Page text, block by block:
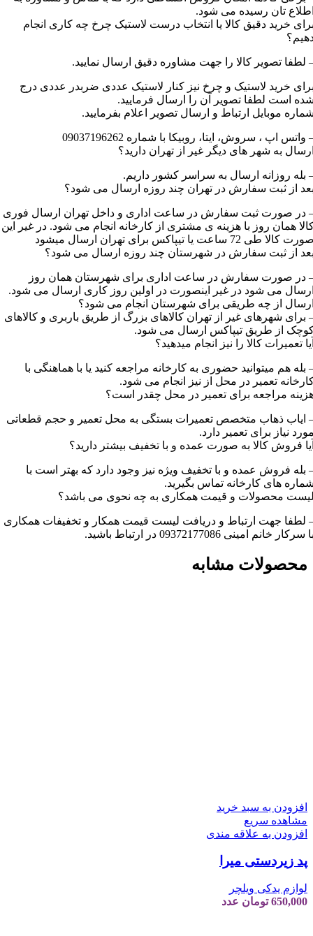
تان رسیده می شود.
خرید دقیق کالا یا انتخاب درست لاستیک چرخ چه کاری انجام
لطفا تصویر کالا را جهت مشاوره دقیق ارسال نمایید.
خرید لاستیک و چرخ نیز کنار لاستیک عددی ضربدر عددی درج
است لطفا تصویر آن را ارسال فرمایید.
موبایل ارتباط و ارسال تصویر اعلام بفرمایید.
واتس اپ ، سروش، ایتا، روبیکا با شماره 09037196262
به شهر های دیگر غیر از تهران دارید؟
بله روزانه ارسال به سراسر کشور داریم.
از ثبت سفارش در تهران چند روزه ارسال می شود؟
در صورت ثبت سفارش در ساعت اداری و داخل تهران ارسال فوری
همان روز با هزینه ی مشتری از کارخانه انجام می شود. در غیر این
کالا طی 72 ساعت یا تیپاکس برای تهران ارسال میشود
از ثبت سفارش در شهرستان چند روزه ارسال می شود؟
در صورت سفارش در ساعت اداری برای شهرستان همان روز
می شود در غیر اینصورت در اولین روز کاری ارسال می شود.
از چه طریقی برای شهرستان انجام می شود؟
برای شهرهای غیر از تهران کالاهای بزرگ از طریق باربری و کالاهای
از طریق تیپاکس ارسال می شود.
تعمیرات کالا را نیز انجام میدهید؟
بله هم میتوانید حضوری به کارخانه مراجعه کنید یا با هماهنگی با
تعمیر در محل از نیز انجام می شود.
مراجعه برای تعمیر در محل چقدر است؟
ایاب ذهاب متخصص تعمیرات بستگی به محل تعمیر و حجم قطعاتی
نیاز برای تعمیر دارد.
فروش کالا به صورت عمده و با تخفیف بیشتر دارید؟
بله فروش عمده و با تخفیف ویژه نیز وجود دارد که بهتر است با
های کارخانه تماس بگیرید.
محصولات و قیمت همکاری به چه نحوی می باشد؟
لطفا جهت ارتباط و دریافت لیست قیمت همکار و تخفیفات همکاری
سرکار خانم امینی 09372177086 در ارتباط باشید.
محصولات مشابه
افزودن به سبد خرید
مشاهده سریع
افزودن به علاقه مندی
پد زیردستی میرا
لوازم یدکی ویلچر
650,000 تومان عدد